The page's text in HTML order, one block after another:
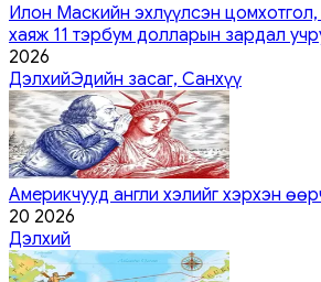
Илон Маскийн эхлүүлсэн
хаяж 11 тэрбум долларын зардал
2026
ДэлхийЭдийн засаг, Санхүү
Америкчууд англи хэлийг хэрхэн
20 2026
Дэлхий